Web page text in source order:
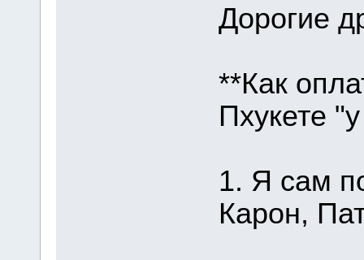
Дорогие
**Как
Пхукете
1. Я сам
Карон,